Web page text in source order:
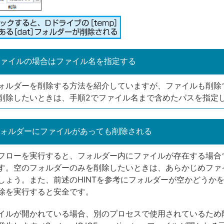
イルの場合はファイル名を指定する
ルダーを削除する方法を紹介していますが、ファイルも削除
除したいときは、手順2でファイル名まで含めたパスを指定
ルダーにファイルがあっても削除される
ローを実行すると、フォルダー内にファイルが存在する場合
。空のフォルダーのみを削除したいときは、あらかじめファ
ょう。また、前述のHINTを参考にフォルダーが空かどうか
を実行すると安全です。
ルが開かれている場合、別のプロセスで使用されているため